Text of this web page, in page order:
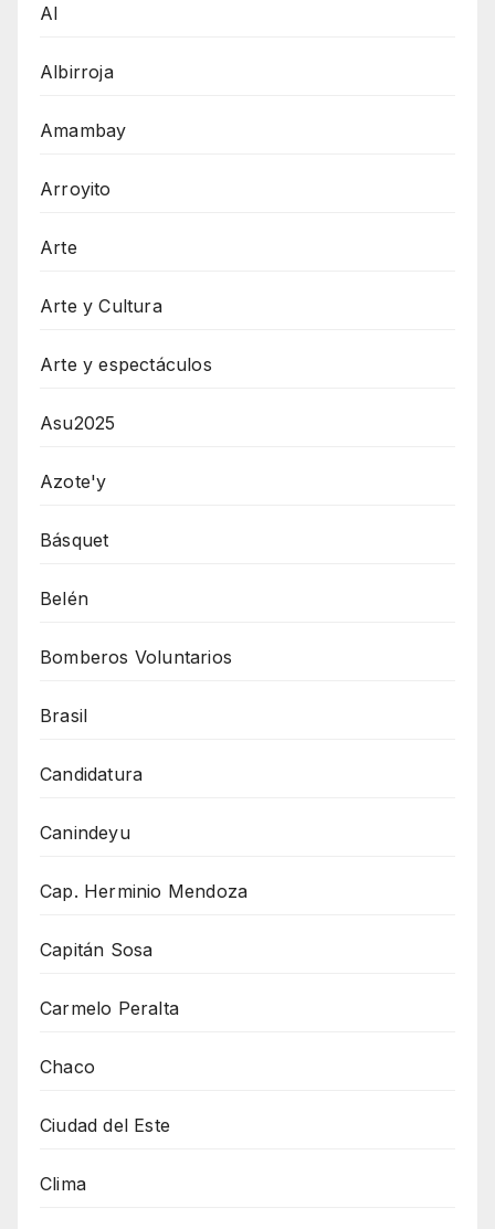
AI
Albirroja
Amambay
Arroyito
Arte
Arte y Cultura
Arte y espectáculos
Asu2025
Azote'y
Básquet
Belén
Bomberos Voluntarios
Brasil
Candidatura
Canindeyu
Cap. Herminio Mendoza
Capitán Sosa
Carmelo Peralta
Chaco
Ciudad del Este
Clima